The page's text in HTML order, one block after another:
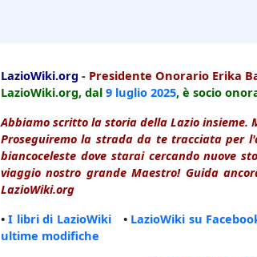
LazioWiki.org - Presidente Onorario Erika
LazioWiki.org, dal 9 luglio 2025, è socio
Abbiamo scritto la storia della Lazio insieme.
Proseguiremo la strada da te tracciata per
biancoceleste dove starai cercando nuove
viaggio nostro grande Maestro! Guida
LazioWiki.org
•I libri di LazioWiki• LazioWiki su
ultime modifiche